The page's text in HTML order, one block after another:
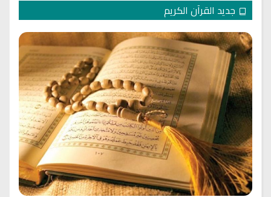
جديد القرآن الكريم